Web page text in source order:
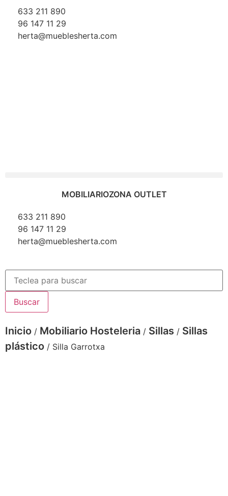
633 211 890
96 147 11 29
herta@mueblesherta.com
MOBILIARIOZONA OUTLET
633 211 890
96 147 11 29
herta@mueblesherta.com
Buscar
Inicio / Mobiliario Hosteleria / Sillas / Sillas
plástico / Silla Garrotxa